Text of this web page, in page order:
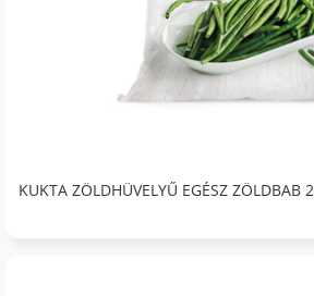
KUKTA ZÖLDHÜVELYŰ EGÉSZ ZÖLDBAB